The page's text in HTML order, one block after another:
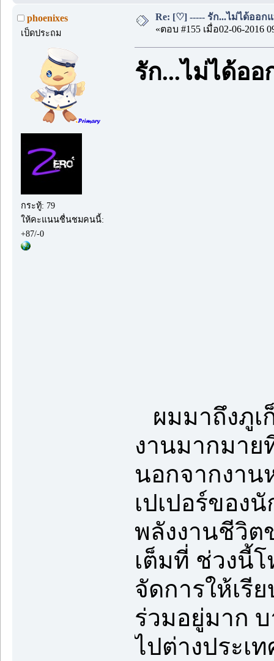
phoenixes
เป็ดประถม
กระทู้: 79
ให้คะแนนชื่นชมคนนี้:
+87/-0
Re: [♡] ----- รัก...ไม่ได้ออกแ
«ตอบ #155 เมื่อ02-06-2016
รัก...ไม่ได้ออ
ผมมาถึงภูเ
งานมากมาย
นอกจากงาน
เปเปอร์ของ
พลังงานชีวิต
เต็มที่ ช่วงนี้
จัดการให้เรี
ร่วมอยู่มาก
ไปต่างประเ